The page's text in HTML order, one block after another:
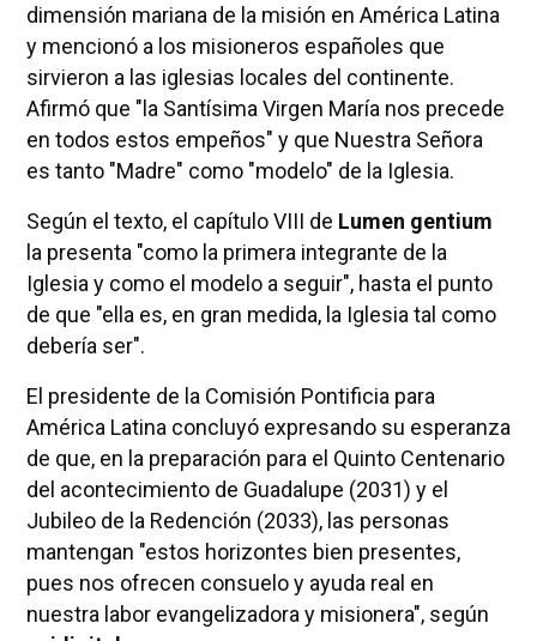
dimensión mariana de la misión en América Latina
y mencionó a los misioneros españoles que
sirvieron a las iglesias locales del continente.
Afirmó que "la Santísima Virgen María nos precede
en todos estos empeños" y que Nuestra Señora
es tanto "Madre" como "modelo" de la Iglesia.
Según el texto, el capítulo VIII de Lumen gentium
la presenta "como la primera integrante de la
Iglesia y como el modelo a seguir", hasta el punto
de que "ella es, en gran medida, la Iglesia tal como
debería ser".
El presidente de la Comisión Pontificia para
América Latina concluyó expresando su esperanza
de que, en la preparación para el Quinto Centenario
del acontecimiento de Guadalupe (2031) y el
Jubileo de la Redención (2033), las personas
mantengan "estos horizontes bien presentes,
pues nos ofrecen consuelo y ayuda real en
nuestra labor evangelizadora y misionera", según